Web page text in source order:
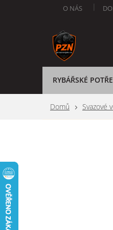
O NÁS
RYBÁŘSKÉ
Domů Svazové